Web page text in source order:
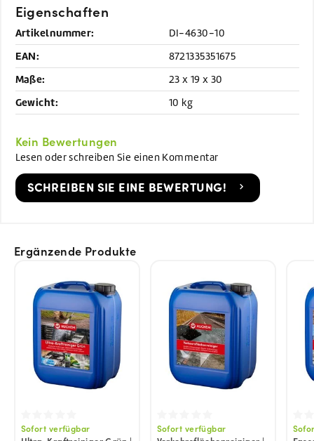
Eigenschaften
Artikelnummer: DI-4630-10
EAN: 8721335351675
Maße: 23 x 19 x 30
Gewicht: 10 kg
Kein Bewertungen
Lesen oder schreiben Sie einen Kommentar
SCHREIBEN SIE EINE BEWERTUNG!
Ergänzende Produkte
Sofort verfügbar
Sofort verfügbar